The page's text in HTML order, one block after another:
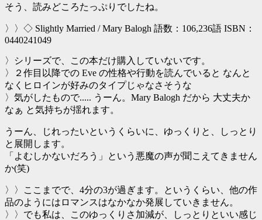
そう、読みどころたっぷりでしたね。
〉〉◇ Slightly Married / Mary Balogh 語数：106,236語 ISBN：
0440241049
〉シリーズで、この本だけ購入していないです。
〉２作目以降での Eve の性格や行動を読んでいると なんと
なくヒロインが好みのタイプじゃなさそうな
〉気がしたもので..... うーん。Mary Balogh だから 大丈夫か
なぁ と気持ちが揺れます。
うーん、じれったいというくらいに、ゆっくりと、しっとり
と展開します。
「よむしかないだろう」という悪魔の声が聞こえてきません
か(笑)
〉〉ここまでで、4分の3が過ぎます。というくらい、他の作
品のようにはロマンスはなかなか発展していきません。
〉〉でも私は、このゆっくりさ加減が、しっとりといい感じ